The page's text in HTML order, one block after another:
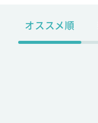
オススメ順